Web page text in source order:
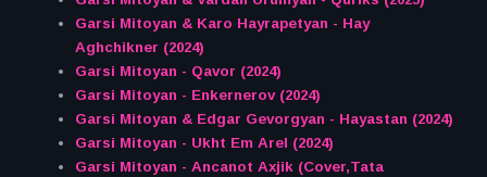
Garsi Mitoyan & Karo Hayrapetyan - Hay
Aghchikner (2024)
Garsi Mitoyan - Qavor (2024)
Garsi Mitoyan - Enkernerov (2024)
Garsi Mitoyan & Edgar Gevorgyan - Hayastan (2024)
Garsi Mitoyan - Ukht Em Arel (2024)
Garsi Mitoyan - Ancanot Axjik (Cover,Tata